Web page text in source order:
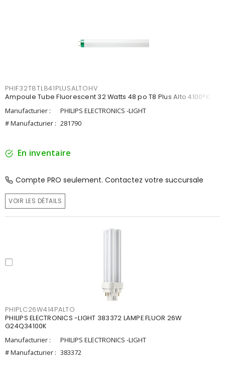
PHIF32T8TL841PLUSALTOHV
Ampoule Tube Fluorescent 32 Watts 48 po T8 Plus Alto 4100°K
Manufacturier :
PHILIPS ELECTRONICS -LIGHT
# Manufacturier : 281790
En inventaire
Compte PRO seulement. Contactez votre succursale
VOIR LES DÉTAILS
PHIPLC26W414PALTO
PHILIPS ELECTRONICS -LIGHT 383372 LAMPE FLUOR 26W
G24Q34100K
Manufacturier :
PHILIPS ELECTRONICS -LIGHT
# Manufacturier : 383372